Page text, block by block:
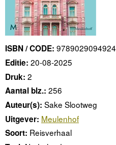
ISBN / CODE: 9789029094924
Editie: 20-08-2025
Druk: 2
Aantal blz.: 256
Auteur(s): Sake Slootweg
Uitgever: Meulenhof
Soort: Reisverhaal